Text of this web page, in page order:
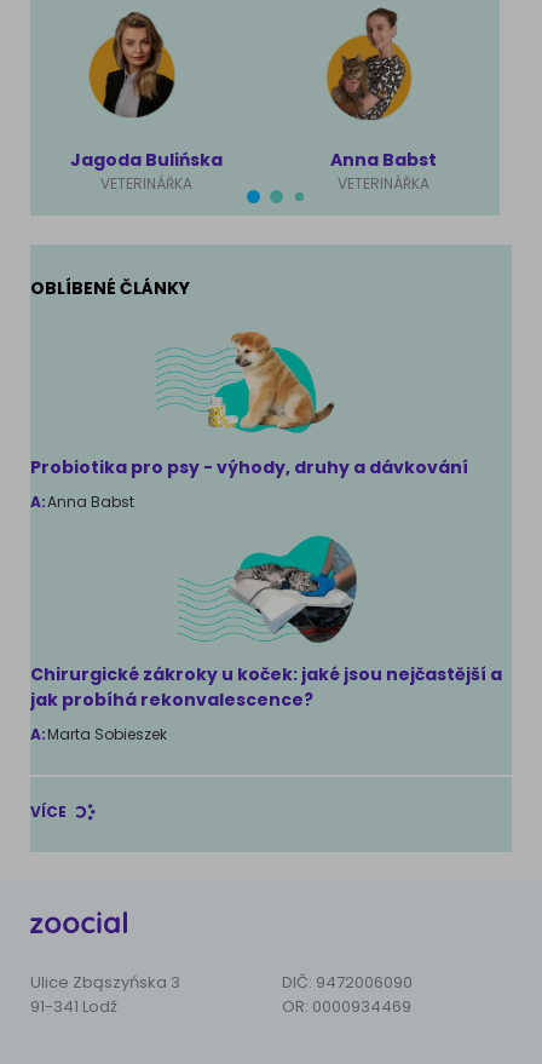
Jagoda Bulińska
VETERINÁŘKA
Anna Babst
VETERINÁŘKA
OBLÍBENÉ ČLÁNKY
Probiotika pro psy - výhody, druhy a dávkování
A:Anna Babst
Chirurgické zákroky u koček: jaké jsou nejčastější a
jak probíhá rekonvalescence?
A:Marta Sobieszek
VÍCE
Ulice Zbąszyńska 3
91-341 Lodž
DIČ: 9472006090
OR: 0000934469